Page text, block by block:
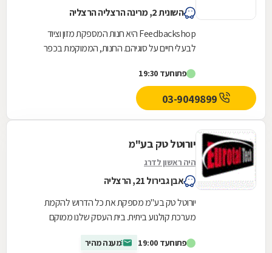
השונית 2, מרינה הרצליה הרצליה
Feedbackshop היא חנות המספקת מזון וציוד
לבעלי חיים על סוגיהם. החנות, הממוקמת בכפר
המהנה והמפנק...
פתוחעד 19:30
03-9049899
יורוטל טק בע"מ
היה ראשון לדרג
אבן גבירול 21, הרצליה
יורוטל טק בע''מ מספקת את כל הדרוש להקמת
מערכת קולנוע ביתית. בית העסק שלנו ממוקם
בתחום, לרבות...
פתוחעד 19:00 מענה מהיר